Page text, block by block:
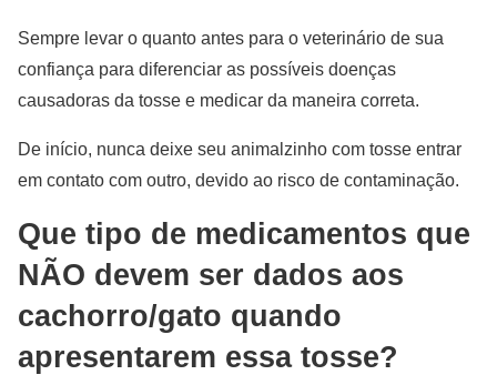
Sempre levar o quanto antes para o veterinário de sua
confiança para diferenciar as possíveis doenças
causadoras da tosse e medicar da maneira correta.
De início, nunca deixe seu animalzinho com tosse entrar
em contato com outro, devido ao risco de contaminação.
Que tipo de medicamentos que
NÃO devem ser dados aos
cachorro/gato quando
apresentarem essa tosse?